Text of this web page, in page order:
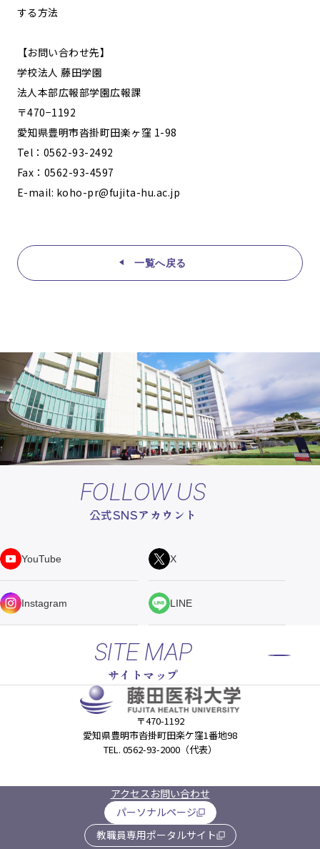
する方法
【お問い合わせ先】
学校法人 藤田学園
法人本部広報部学園広報課
〒470−1192
愛知県豊明市沓掛町田楽ヶ窪 1-98
Tel：0562-93-2492
Fax：0562-93-4597
E-mail: koho-pr@fujita-hu.ac.jp
一覧へ戻る
FOLLOW US
公式SNSアカウント
YouTube X
Instagram LINE
SITE MAP
サイトマップ
〒470-1192
愛知県豊明市沓掛町田楽ケ窪1番地98
TEL. 0562-93-2000（代表）
アクセスお問い合わせ
パーソナルページ
教職員専用ポータルサイト